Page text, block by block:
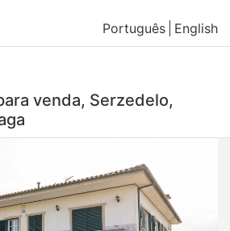
Português English
venda, Serzedelo,